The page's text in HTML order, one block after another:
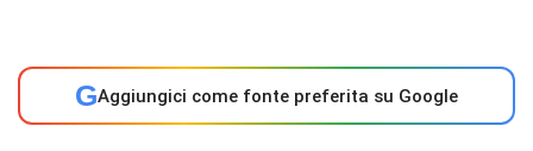
GAggiungici come fonte preferita su Google